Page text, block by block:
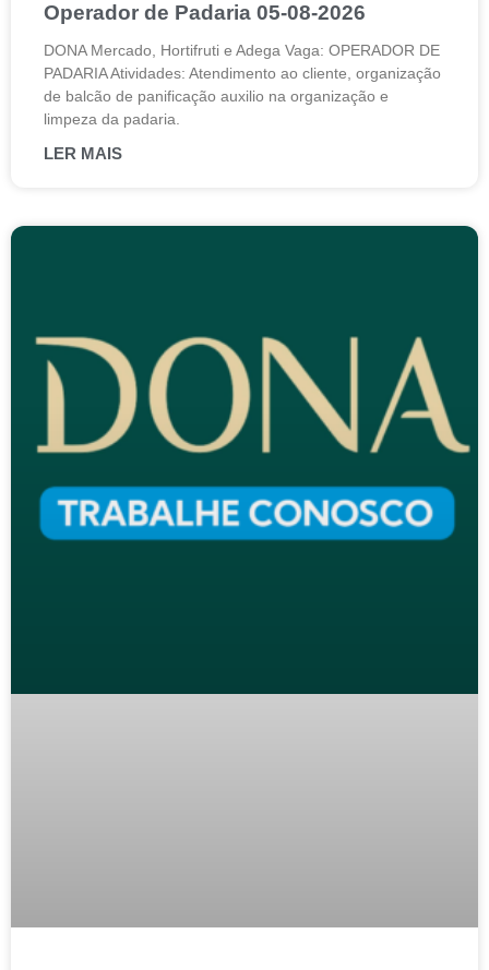
Operador de Padaria 05-08-2026
DONA Mercado, Hortifruti e Adega Vaga: OPERADOR DE
PADARIA Atividades: Atendimento ao cliente, organização
de balcão de panificação auxilio na organização e
limpeza da padaria.
LER MAIS